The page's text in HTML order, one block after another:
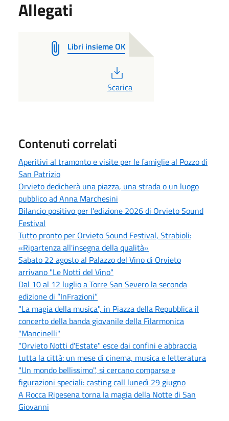
Allegati
Libri insieme OK
PDF
Scarica
Contenuti correlati
Aperitivi al tramonto e visite per le famiglie al Pozzo di
San Patrizio
Orvieto dedicherà una piazza, una strada o un luogo
pubblico ad Anna Marchesini
Bilancio positivo per l'edizione 2026 di Orvieto Sound
Festival
Tutto pronto per Orvieto Sound Festival, Strabioli:
«Ripartenza all'insegna della qualità»
Sabato 22 agosto al Palazzo del Vino di Orvieto
arrivano "Le Notti del Vino"
Dal 10 al 12 luglio a Torre San Severo la seconda
edizione di “InFrazioni”
"La magia della musica", in Piazza della Repubblica il
concerto della banda giovanile della Filarmonica
"Mancinelli"
"Orvieto Notti d'Estate" esce dai confini e abbraccia
tutta la città: un mese di cinema, musica e letteratura
"Un mondo bellissimo", si cercano comparse e
figurazioni speciali: casting call lunedì 29 giugno
A Rocca Ripesena torna la magia della Notte di San
Giovanni